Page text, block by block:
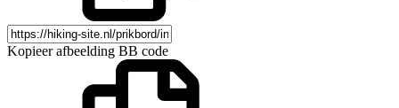
Kopieer afbeelding BB code